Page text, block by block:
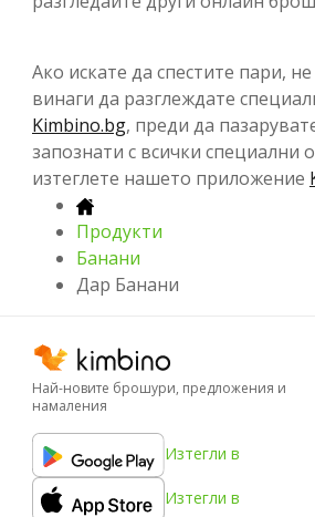
Ако искате да спестите пари,
винаги да разглеждате
Kimbino.bg, преди да
запознати с всички специални
изтеглете нашето приложение
Продукти
Банани
Дар Банани
Най-новите брошури, предложения и
намаления
Изтегли в
Изтегли в